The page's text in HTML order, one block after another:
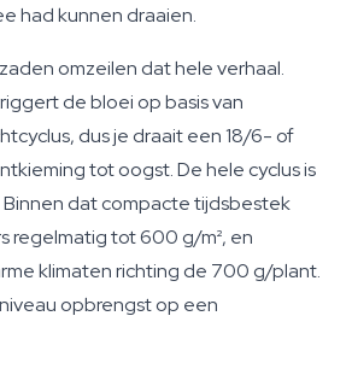
had kunnen draaien.
omzeilen dat hele verhaal.
de bloei op basis van
dus je draait een 18/6- of
tot oogst. De hele cyclus is
Binnen dat compacte tijdsbestek
regelmatig tot 600 g/m², en
klimaten richting de 700 g/plant.
opbrengst op een